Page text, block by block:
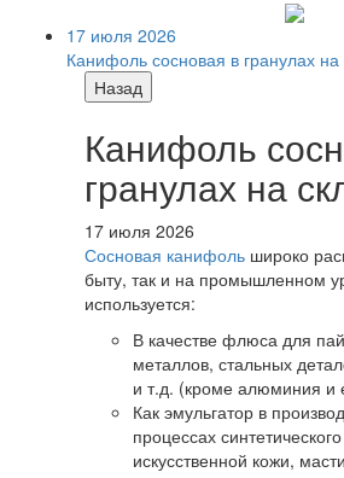
17 июля 2026
Канифоль сосновая в гранулах на
Назад
Канифоль
гранулах на
17 июля 2026
Сосновая канифоль широко
быту, так и на промышленном
используется:
В качестве флюса для
металлов, стальных
и т.д. (кроме алюминия и
Как эмульгатор в
процессах
искусственной кожи,